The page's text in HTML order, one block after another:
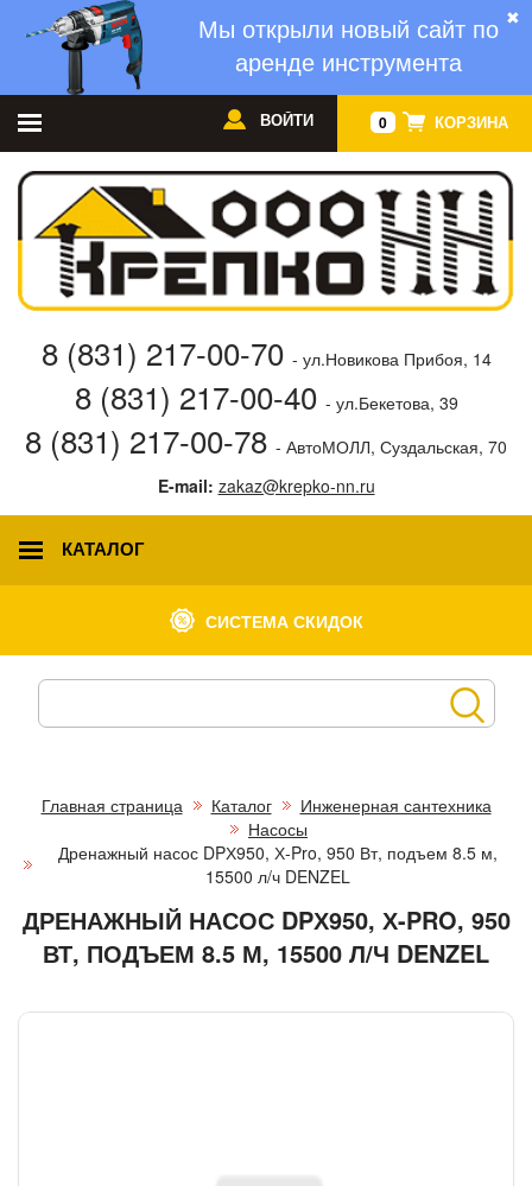
✖
Мы открыли новый сайт по
аренде инструмента
0 КОРЗИНА
ВОЙТИ
8 (831) 217-00-70 - ул.Новикова Прибоя, 14
8 (831) 217-00-40 - ул.Бекетова, 39
8 (831) 217-00-78 - АвтоМОЛЛ, Суздальская, 70
E-mail: zakaz@krepko-nn.ru
КАТАЛОГ
СИСТЕМА СКИДОК
Главная страница Каталог
Инженерная сантехника
Насосы
Дренажный насос DPХ950, Х-Pro, 950 Вт, подъем 8.5 м,
15500 л/ч DENZEL
ДРЕНАЖНЫЙ НАСОС DPХ950, Х-PRO, 950
ВТ, ПОДЪЕМ 8.5 М, 15500 Л/Ч DENZEL